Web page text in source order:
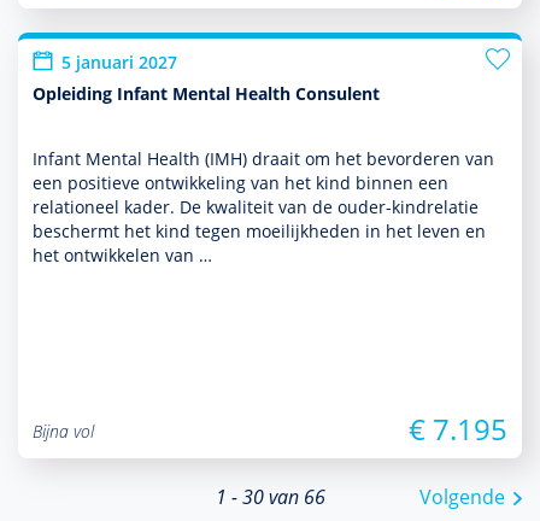
5 januari 2027
Opleiding Infant Mental Health Consulent
Infant Mental Health (IMH) draait om het bevor­deren van
een positieve ont­wikke­ling van het kind binnen een
relationeel kader. De kwaliteit van de ouder-kindrelatie
beschermt het kind tegen moeilijkheden in het leven en
het ontwik­kelen van …
Bijna vol € 7.195
1 - 30 van 66 Volgende